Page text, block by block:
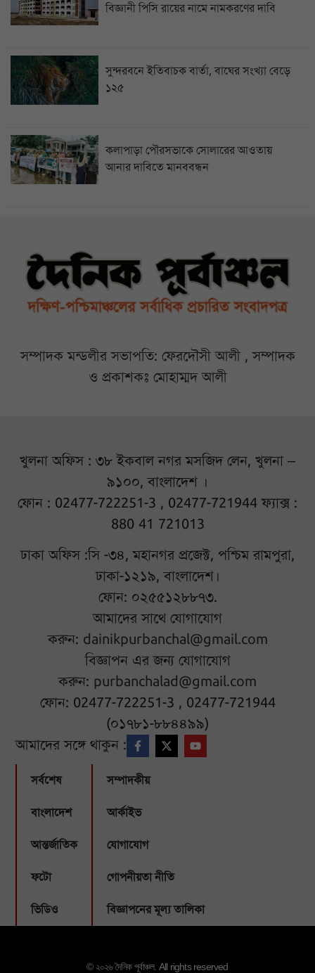
বিজ্ঞানী পিসি রায়ের নামে নামকরণের দাবি
সুন্দরবনে ইতিবাচক বার্তা, বাঘের সংখ্যা বেড়ে
১২৫
কলাপাড়া পৌরসভাকে সোলারের আওতায়
আনার দাবিতে মানববন্ধন
সম্পাদক মন্ডলীর সভাপতি: ফেরদৌসী আলী , সম্পাদক
ও প্রকাশকঃ মোহাম্মদ আলী
খুলনা অফিস : ৩৮ ইকবাল নগর মসজিদ লেন, খুলনা –
৯১০০, বাংলাদেশ ।
ফোন : 02477-722251-3 , 02477-721944 ফ্যাক্স :
880 41 721013
ঢাকা অফিস :সি -৩৪, মহানগর প্রজেক্ট, পশ্চিম রামপুরা,
ঢাকা-১২১৯, বাংলাদেশ।
ফোন: ০২৫৫১২৮৮৭৩.
আমাদের সাথে যোগাযোগ
করুন: dainikpurbanchal@gmail.com
বিজ্ঞাপন এর জন্য যোগাযোগ
করুন: purbanchalad@gmail.com
ফোন: 02477-722251-3 , 02477-721944
(০১৭৮১-৮৮৪৪৯৯)
আমাদের সঙ্গে থাকুন :
সর্বশেষ
বাংলাদেশ
আন্তর্জাতিক
ফটো
ভিডিও
সম্পাদকীয়
আর্কাইভ
যোগাযোগ
গোপনীয়তা নীতি
বিজ্ঞাপনের মূল্য তালিকা
© ২০২৬ দৈনিক পূর্বাঞ্চল. All rights reserved